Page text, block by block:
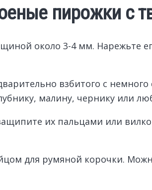
пирожки с
около 3-4 мм. Нарежьте
взбитого с немного
малину, чернику или
их пальцами или
для румяной корочки.